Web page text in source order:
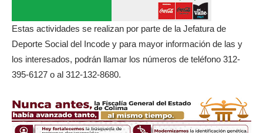
Estas actividades se realizan por parte de la Jefatura de
Deporte Social del Incode y para mayor información de las y
los interesados, podrán llamar los números de teléfono 312-
395-6127 o al 312-132-8680.